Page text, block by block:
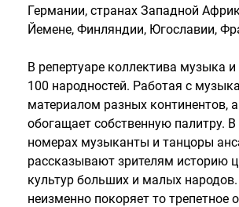
Германии, странах Западной
Йемене, Финляндии, Югославии,
В репертуаре коллектива музыка
100 народностей. Работая с
материалом разных континентов,
обогащает собственную палитру. В
номерах музыканты и танцоры
рассказывают зрителям историю
культур больших и малых народов.
неизменно покоряет то трепетное